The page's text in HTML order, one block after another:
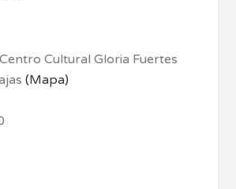
Cultural Gloria Fuertes
(Mapa)